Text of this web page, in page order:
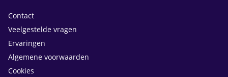
Contact
Veelgestelde vragen
Ervaringen
Algemene voorwaarden
Cookies